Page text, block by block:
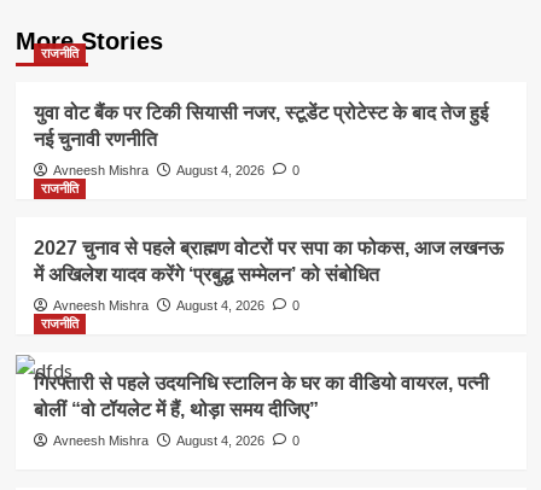
More Stories
राजनीति
युवा वोट बैंक पर टिकी सियासी नजर, स्टूडेंट प्रोटेस्ट के बाद तेज हुई
नई चुनावी रणनीति
Avneesh Mishra August 4, 2026
0
राजनीति
2027 चुनाव से पहले ब्राह्मण वोटरों पर सपा का फोकस, आज लखनऊ
में अखिलेश यादव करेंगे ‘प्रबुद्ध सम्मेलन’ को संबोधित
Avneesh Mishra August 4, 2026
0
राजनीति
गिरफ्तारी से पहले उदयनिधि स्टालिन के घर का वीडियो वायरल, पत्नी
बोलीं “वो टॉयलेट में हैं, थोड़ा समय दीजिए”
Avneesh Mishra August 4, 2026 0